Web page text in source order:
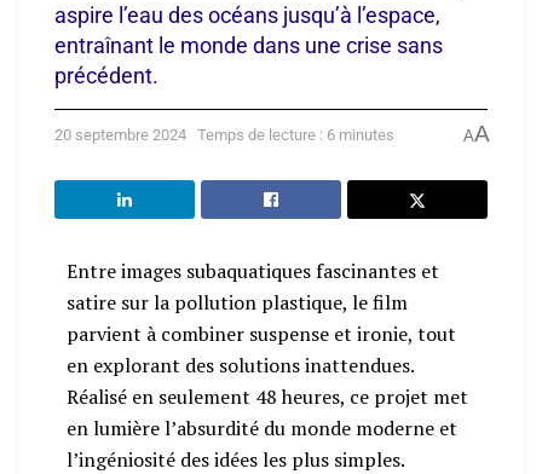
aspire l’eau des océans jusqu’à l’espace,
entraînant le monde dans une crise sans
précédent.
20 septembre 2024 Temps de lecture : 6 minutes AA
Entre images subaquatiques fascinantes et
satire sur la pollution plastique, le film
parvient à combiner suspense et ironie, tout
en explorant des solutions inattendues.
Réalisé en seulement 48 heures, ce projet met
en lumière l’absurdité du monde moderne et
l’ingéniosité des idées les plus simples.